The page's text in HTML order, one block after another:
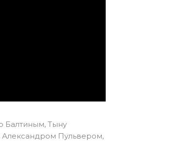
Балтиным, Тыну
Александром Пульвером,